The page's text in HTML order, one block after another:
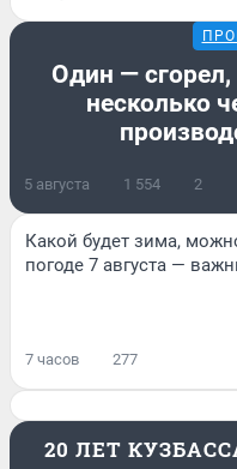
Один —
несколько
5 августа 1 554 2
Какой будет зима,
погоде 7 августа —
7 часов 277
20 ЛЕТ